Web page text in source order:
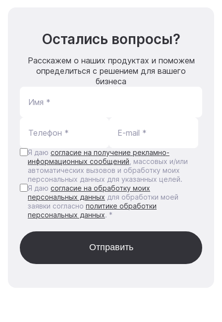
Остались вопросы?
Расскажем о наших продуктах и поможем
определиться с решением для вашего
бизнеса
Имя *
Телефон * E-mail *
Я даю согласие на получение рекламно-
информационных сообщений , массовых и/или
автоматических вызовов и обработку моих
персональных данных для указанных целей.
Я даю согласие на обработку моих
персональных данных для обработки моей
заявки согласно политике обработки
персональных данных. *